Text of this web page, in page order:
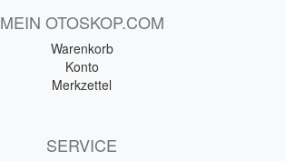
MEIN OTOSKOP.COM
Warenkorb
Konto
Merkzettel
SERVICE